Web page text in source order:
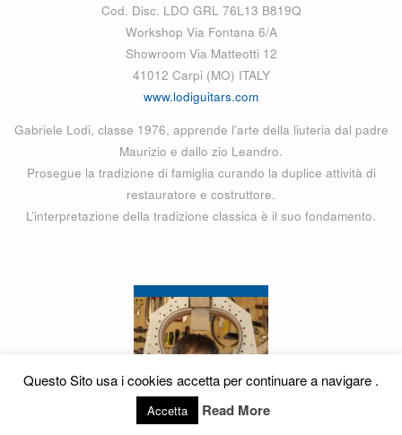
Cod. Disc. LDO GRL 76L13 B819Q
Workshop Via Fontana 6/A
Showroom Via Matteotti 12
41012 Carpi (MO) ITALY
www.lodiguitars.com
Gabriele Lodi, classe 1976, apprende l’arte della liuteria dal padre
Maurizio e dallo zio Leandro.
Prosegue la tradizione di famiglia curando la duplice attività di
restauratore e costruttore.
L’interpretazione della tradizione classica è il suo fondamento.
Questo Sito usa i cookies accetta per continuare a navigare .
Accetta Read More